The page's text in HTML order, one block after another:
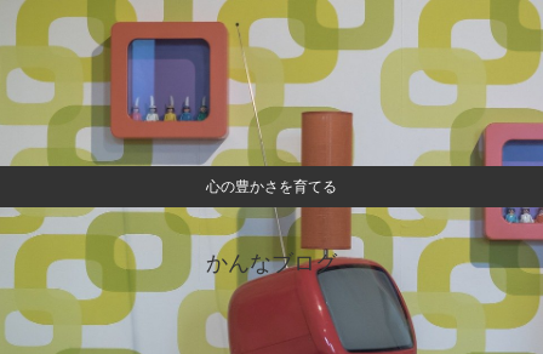
心の豊かさを育てる
かんなブログ